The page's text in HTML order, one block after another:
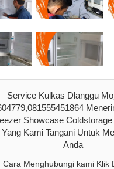
Service Kulkas Dlanggu
Showcase Coldstorage
Kami Tangani Untuk
Anda
Cara Menghubungi kami Klik